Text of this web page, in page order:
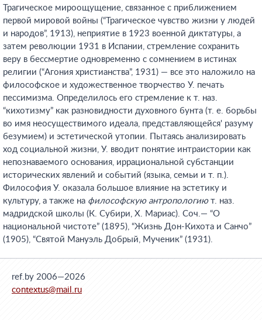
Трагическое мироощущение, связанное с приближением
первой мировой войны (“Трагическое чувство жизни у людей
и народов”, 1913), неприятие в 1923 военной диктатуры, а
затем революции 1931 в Испании, стремление сохранить
веру в бессмертие одновременно с сомнением в истинах
религии (“Агония христианства”, 1931) — все это наложило на
философское и художественное творчество У. печать
пессимизма. Определилось его стремление к т. наз.
“кихотизму” как разновидности духовного бунта (т. е. борьбы
во имя неосуществимого идеала, представляющейся' разуму
безумием) и эстетической утопии. Пытаясь анализировать
ход социальной жизни, У. вводит понятие интраистории как
непознаваемого основания, иррациональной субстанции
исторических явлений и событий (языка, семьи и т. п.).
Философия У. оказала большое влияние на эстетику и
культуру, а также на философскую антропологиют. наз.
мадридской школы (К. Субири, X. Мариас). Соч.— “О
национальной чистоте” (1895), “Жизнь Дон-Кихота и Санчо”
(1905), “Святой Мануэль Добрый, Мученик” (1931).
ref.by 2006—2026
contextus@mail.ru